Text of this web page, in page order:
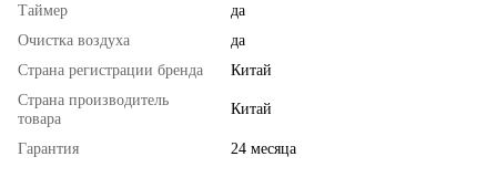
Таймер
да
Очистка воздуха
да
Страна регистрации бренда
Китай
Страна производитель
товара
Китай
Гарантия 24 месяца